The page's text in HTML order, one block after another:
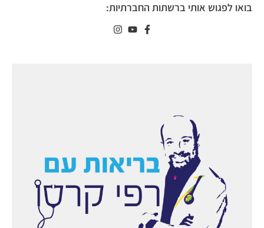
בואו לפגוש אותי ברשתות החברתיות: